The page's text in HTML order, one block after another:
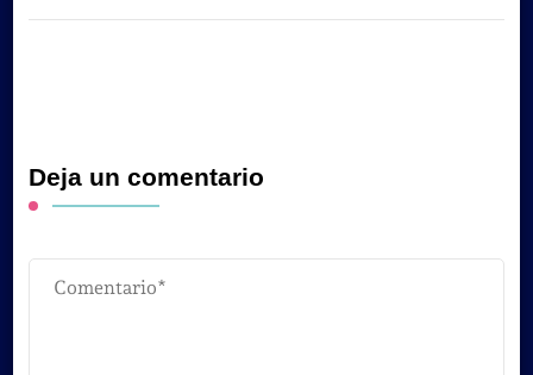
Deja un comentario